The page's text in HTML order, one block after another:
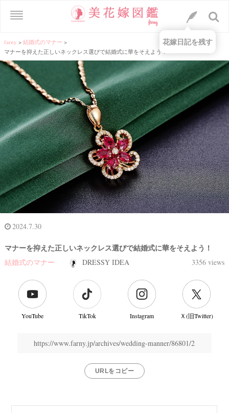
farny > 結婚式のマナー >
マナーを抑えた正しいネックレス選びで結婚式に華をそえよう！
2024.7.30
マナーを抑えた正しいネックレス選びで結婚式に華をそえよう！
結婚式のマナー DRESSY IDEA 3356 views
YouTube TikTok Instagram Ｘ(旧Twitter)
https://www.farny.jp/archives/wedding-manner/86801/2
URLをコピー
花嫁日記を残す